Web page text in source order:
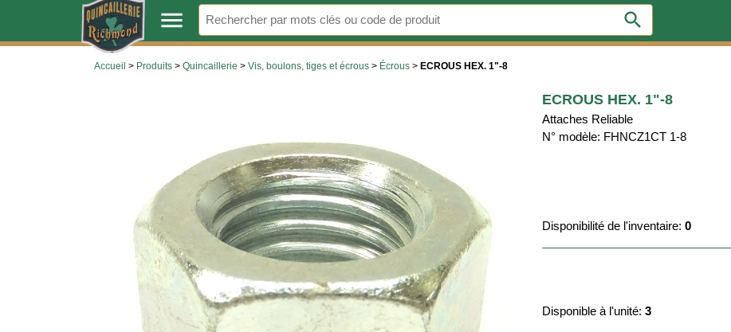
. menu search
Accueil > Produits > Quincaillerie > Vis, boulons, tiges et écrous > Écrous > ECROUS HEX. 1"-8
ECROUS HEX. 1"-8
Attaches Reliable
N° modèle: FHNCZ1CT 1-8
Disponibilité de l'inventaire: 0
Disponible à l'unité: 3